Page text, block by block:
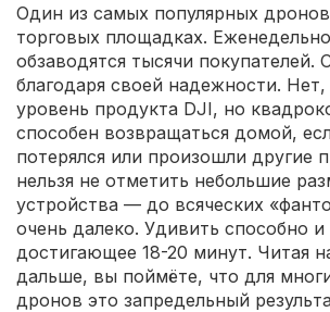
Один из самых популярных
торговых площадках.
обзаводятся тысячи покупателей.
благодаря своей надежности.
уровень продукта DJI, но
способен возвращаться домой,
потерялся или произошли другие
нельзя не отметить небольшие
устройства — до всяческих
очень далеко. Удивить способно
достигающее 18-20 минут. Читая
дальше, вы поймёте, что для
дронов это запредельный